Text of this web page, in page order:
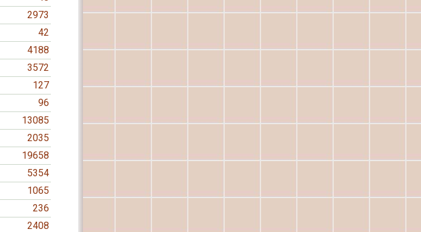
2973
42
4188
3572
127
96
13085
2035
19658
5354
1065
236
2408